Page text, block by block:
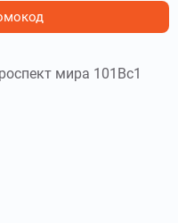
мира 101Вс1